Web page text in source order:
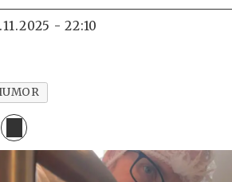
- 22:10